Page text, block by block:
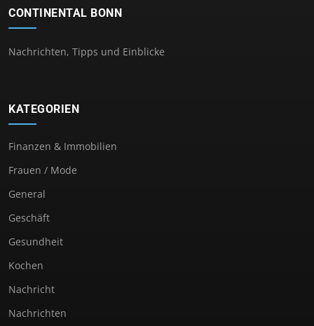
CONTINENTAL BONN
Nachrichten, Tipps und Einblicke
KATEGORIEN
Finanzen & Immobilien
Frauen / Mode
General
Geschäft
Gesundheit
Kochen
Nachricht
Nachrichten